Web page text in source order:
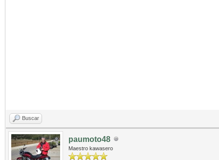
Buscar
paumoto48
Maestro kawasero